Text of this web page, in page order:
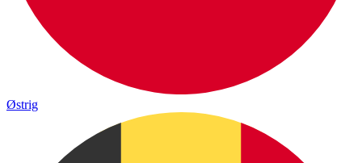
Østrig